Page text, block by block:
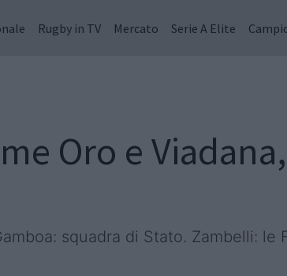
Rugby in TV Mercato Serie A Elite
Oro e
squadra di Stato. Zambelli: le